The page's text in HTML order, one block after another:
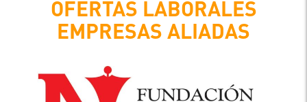
OFERTAS LABORALES
EMPRESAS ALIADAS